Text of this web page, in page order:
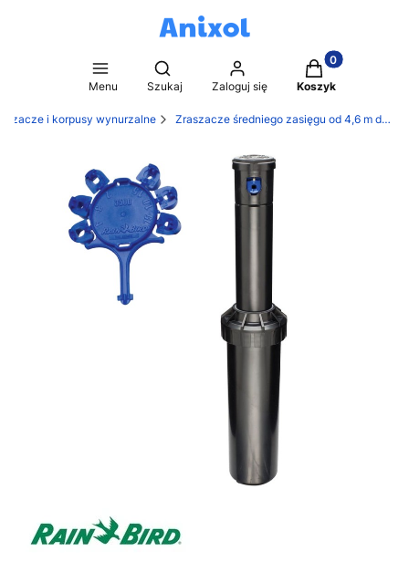
Menu
Otwórz wyszukiwarkę
Szukaj Zaloguj się
Produkty w
Koszyk
i korpusy wynurzalne Zraszacze średniego zasięgu od 4,6 m do 10,7 m